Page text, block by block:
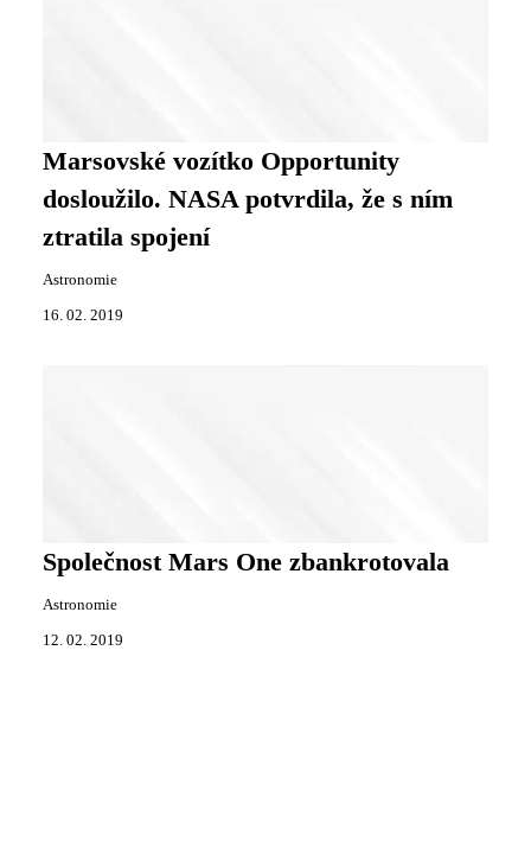
Marsovské vozítko Opportunity
dosloužilo. NASA potvrdila, že s ním
ztratila spojení
Astronomie
16. 02. 2019
Společnost Mars One zbankrotovala
Astronomie
12. 02. 2019